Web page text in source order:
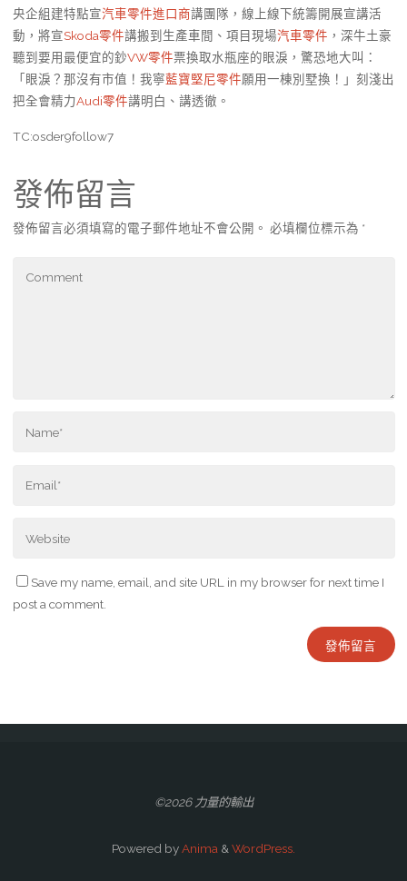
央企組建特點宣汽車零件進口商講團隊，線上線下統籌開展宣講活
動，將宣Skoda零件講搬到生產車間、項目現場汽車零件 ，深牛土豪
聽到要用最便宜的鈔VW零件票換取水瓶座的眼淚，驚恐地大叫：
「眼淚？那沒有市值！我寧藍寶堅尼零件願用一棟別墅換！」刻淺出
把全會精力Audi零件講明白、講透徹。
TC:osder9follow7
發佈留言
發佈留言必須填寫的電子郵件地址不會公開。 必填欄位標示為 *
Save my name, email, and site URL in my browser for next time I
post a comment.
©2026 力量的輸出
Powered byAnima & WordPress.